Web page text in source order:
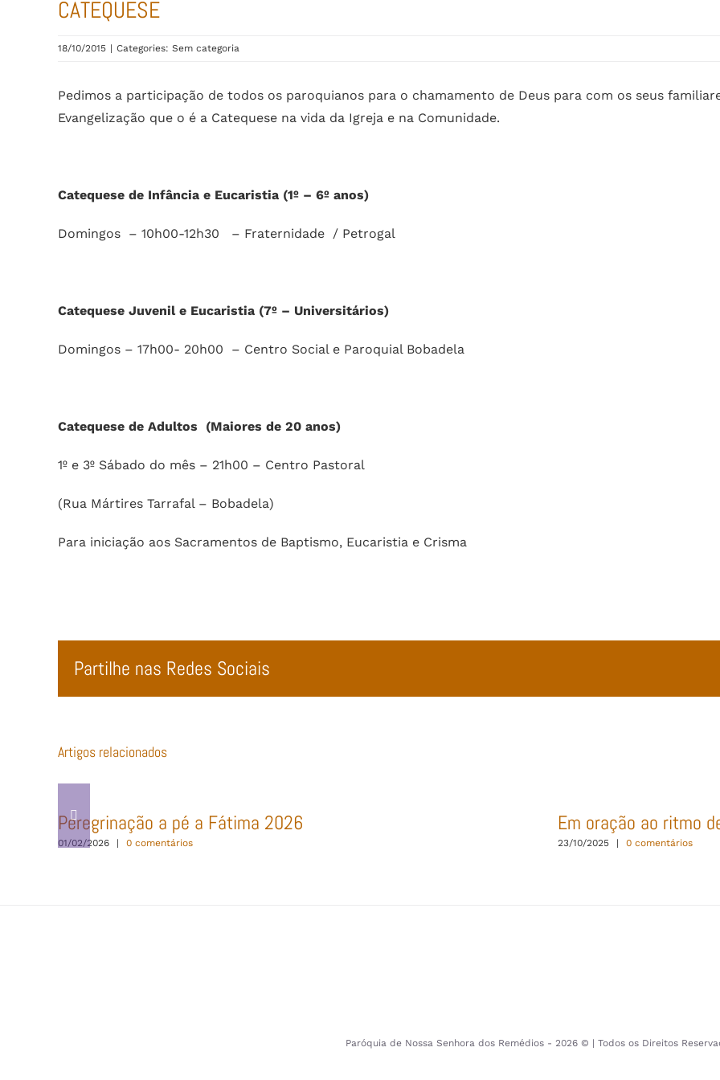
CATEQUESE
18/10/2015 | Categories: Sem categoria
Pedimos a participação de todos os paroquianos para o chamamento de Deus para com os seus
Evangelização que o é a Catequese na vida da Igreja e na Comunidade.
Catequese de Infância e Eucaristia (1º – 6º anos)
Domingos – 10h00-12h30 – Fraternidade / Petrogal
Catequese Juvenil e Eucaristia (7º – Universitários)
Domingos – 17h00- 20h00 – Centro Social e Paroquial Bobadela
Catequese de Adultos (Maiores de 20 anos)
1º e 3º Sábado do mês – 21h00 – Centro Pastoral
(Rua Mártires Tarrafal – Bobadela)
Para iniciação aos Sacramentos de Baptismo, Eucaristia e Crisma
Partilhe nas Redes Sociais
Artigos relacionados
Peregrinação a pé a Fátima 2026
01/02/2026 | 0 comentários
Em oração ao ritmo
23/10/2025 | 0 comentários
Paróquia de Nossa Senhora dos Remédios - 2026 © | Todos os Direitos